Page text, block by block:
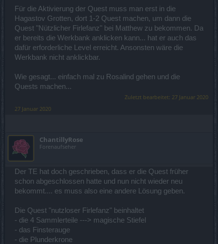
Für die Aktivierung der Quest muss man erst in die
Hagastov Grotten, dort 1-2 Quest machen, um dann die
Quest "Nützlicher Firlefanz" bei Matthew zu bekommen. Da
er bereits die Werkbank anklicken kann... hat er auch das
dafür erforderliche Level erreicht. Ansonsten wäre die
Werkbank nicht anklickbar.
Wie gesagt... einfach mal zu Rosalind gehen und die
Quests machen...
Zuletzt bearbeitet: 27 Januar 2020
27 Januar 2020
ChantillyRose
Forenaufseher
Der TE hat doch geschrieben, dass er die Quest früher
schon abgeschlossen hatte und nun nicht wieder neu
bekommt.... es muss also eine andere Lösung geben.
Die Quest "nutzloser Firlefanz" beinhaltet
- die 4 Sammlerteile ---> magische Stiefel
- das Finsterauge
- die Plunderkrone